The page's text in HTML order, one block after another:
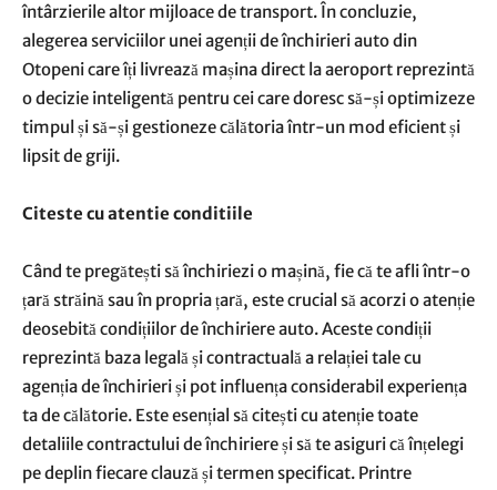
întârzierile altor mijloace de transport. În concluzie,
alegerea serviciilor unei agenții de închirieri auto din
Otopeni care îți livrează mașina direct la aeroport reprezintă
o decizie inteligentă pentru cei care doresc să-și optimizeze
timpul și să-și gestioneze călătoria într-un mod eficient și
lipsit de griji.
Citeste cu atentie conditiile
Când te pregătești să închiriezi o mașină, fie că te afli într-o
țară străină sau în propria țară, este crucial să acorzi o atenție
deosebită condițiilor de închiriere auto. Aceste condiții
reprezintă baza legală și contractuală a relației tale cu
agenția de închirieri și pot influența considerabil experiența
ta de călătorie. Este esențial să citești cu atenție toate
detaliile contractului de închiriere și să te asiguri că înțelegi
pe deplin fiecare clauză și termen specificat. Printre